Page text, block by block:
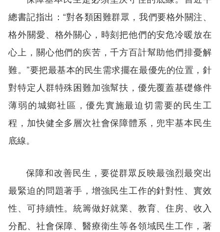
總書記指出：“對各類困難群眾，我們要格外關注、
格外關愛、格外關心，時刻把他們的安危冷暖放在
心上，關心他們的疾苦，千方百計幫助他們排憂解
難。”要把最基本的民生需求擺在最優先的位置，針
對特定人群特殊困難加強幫扶，優先覆蓋基礎條件
薄弱的城鄉社區，優先實施最迫切需要的民生工
程，加快健全多層次社會保障體系，兜牢基本民生
底線。
保障和改善民生，要從群眾反映最強烈最突出
最緊迫的問題著手，增強民生工作的針對性、實效
性、可持續性。統籌做好就業、教育、住房、收入
分配、社會保障、醫療衛生等各領域民生工作，著